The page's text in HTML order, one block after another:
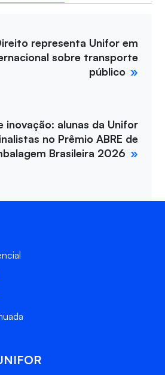
representa Unifor em
sobre transporte
público
inovação: alunas da Unifor
no Prêmio ABRE de
Brasileira 2026